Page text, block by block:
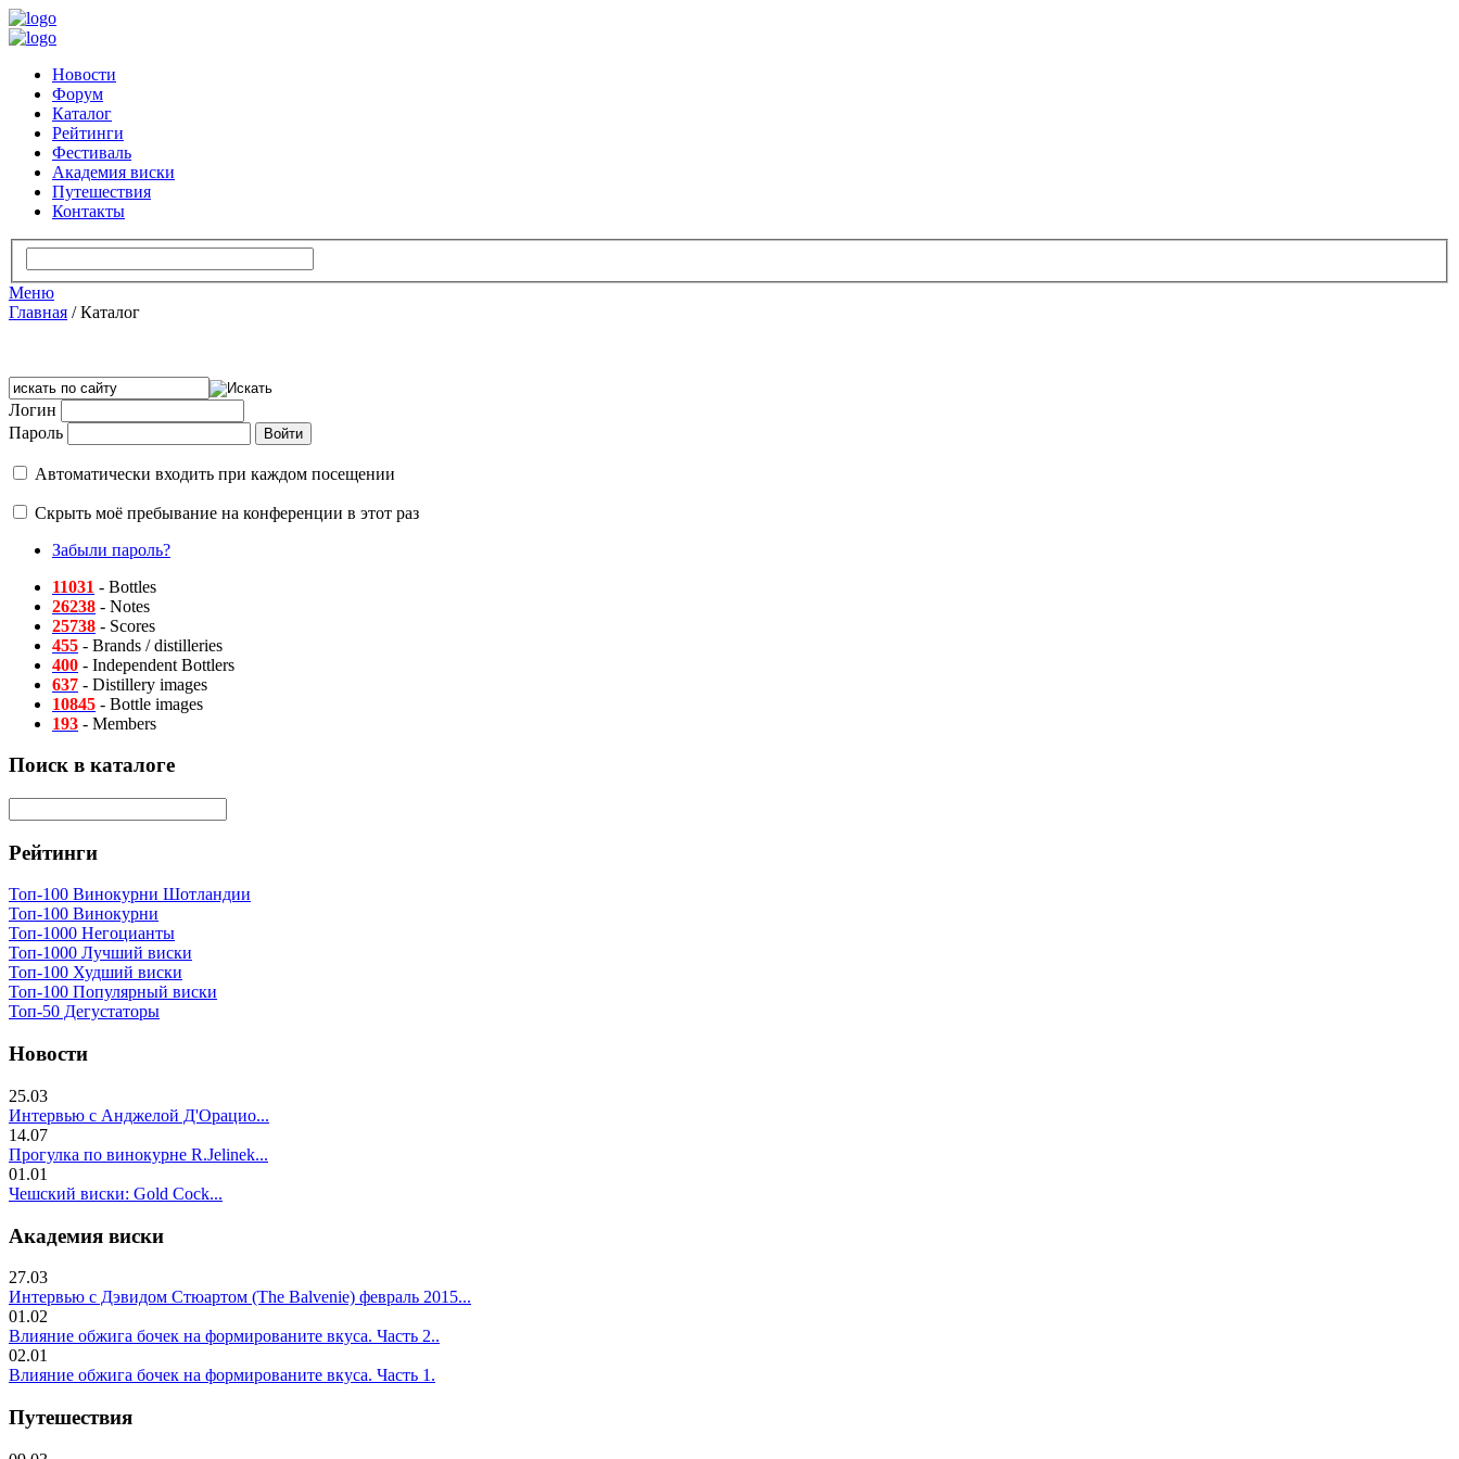
Новости
Форум
Каталог
Рейтинги
Фестиваль
Академия виски
Путешествия
Контакты
Меню
Главная /Каталог
Логин
Пароль
Автоматически входить при каждом посещении
Скрыть моё пребывание на конференции в этот раз
Забыли пароль?
11031 - Bottles
26238 - Notes
25738 - Scores
455 - Brands / distilleries
400 - Independent Bottlers
637 - Distillery images
10845 - Bottle images
193 - Members
Поиск в каталоге
Рейтинги
Топ-100 Винокурни Шотландии
Топ-100 Винокурни
Топ-1000 Негоцианты
Топ-1000 Лучший виски
Топ-100 Худший виски
Топ-100 Популярный виски
Топ-50 Дегустаторы
Новости
25.03
Интервью с Анджелой Д'Орацио...
14.07
Прогулка по винокурне R.Jelinek...
01.01
Чешский виски: Gold Cock...
Академия виски
27.03
Интервью с Дэвидом Стюартом (The Balvenie) февраль 2015...
01.02
Влияние обжига бочек на формированите вкуса. Часть 2..
02.01
Влияние обжига бочек на формированите вкуса. Часть 1.
Путешествия